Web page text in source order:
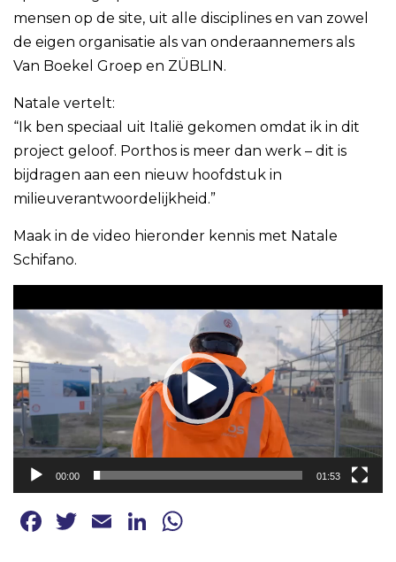
mensen op de site, uit alle disciplines en van zowel
de eigen organisatie als van onderaannemers als
Van Boekel Groep en ZÜBLIN.
Natale vertelt:
“Ik ben speciaal uit Italië gekomen omdat ik in dit
project geloof. Porthos is meer dan werk – dit is
bijdragen aan een nieuw hoofdstuk in
milieuverantwoordelijkheid.”
Maak in de video hieronder kennis met Natale
Schifano.
00:00 01:53
Facebook
Twitter
EmailLinkedIn